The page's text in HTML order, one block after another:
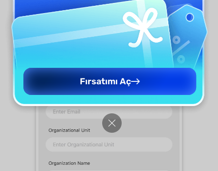
Fırsatımı Aç